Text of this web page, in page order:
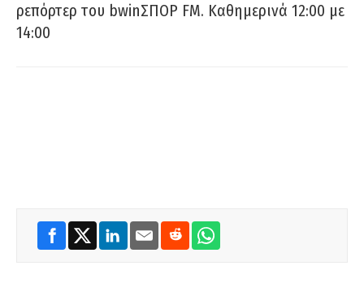
ρεπόρτερ του bwinΣΠΟΡ FM. Καθημερινά 12:00 με
14:00